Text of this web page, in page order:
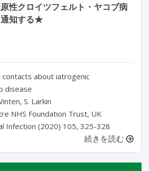
性クロイツフェルト・ヤコブ病
知する★
about iatrogenic
disease
S. Larkin
NHS Foundation Trust, UK
Infection (2020) 105, 325-328
続きを読む